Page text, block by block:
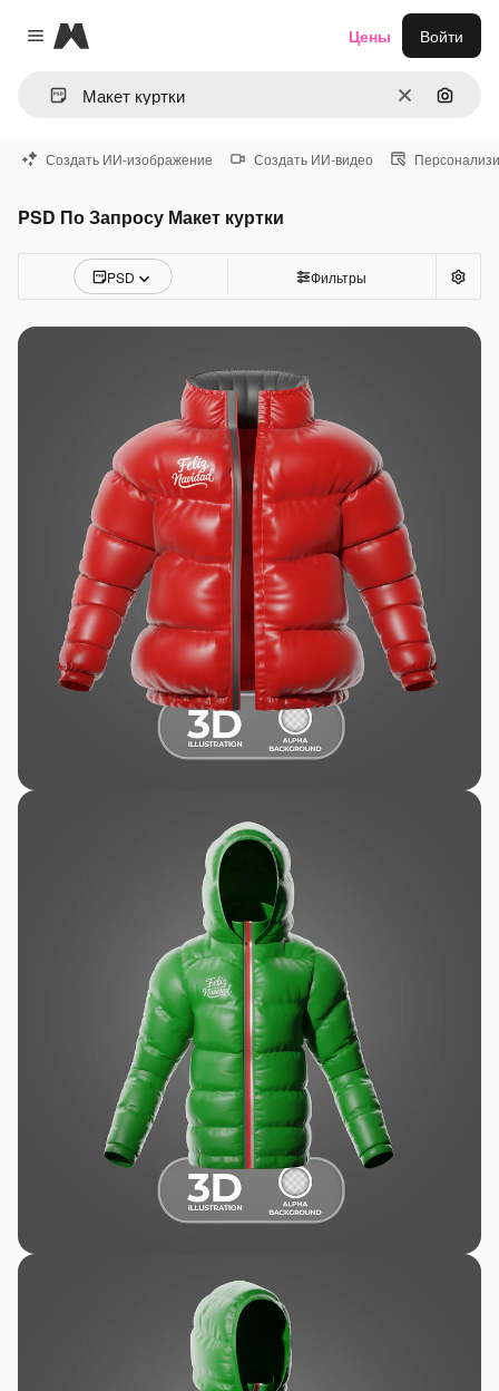
Close menu
Magnific
ОчиститьПоиск
Цены Войти
Создать ИИ-изображение Создать ИИ-видео
PSD По Запросу Макет куртки
PSD Фильтры